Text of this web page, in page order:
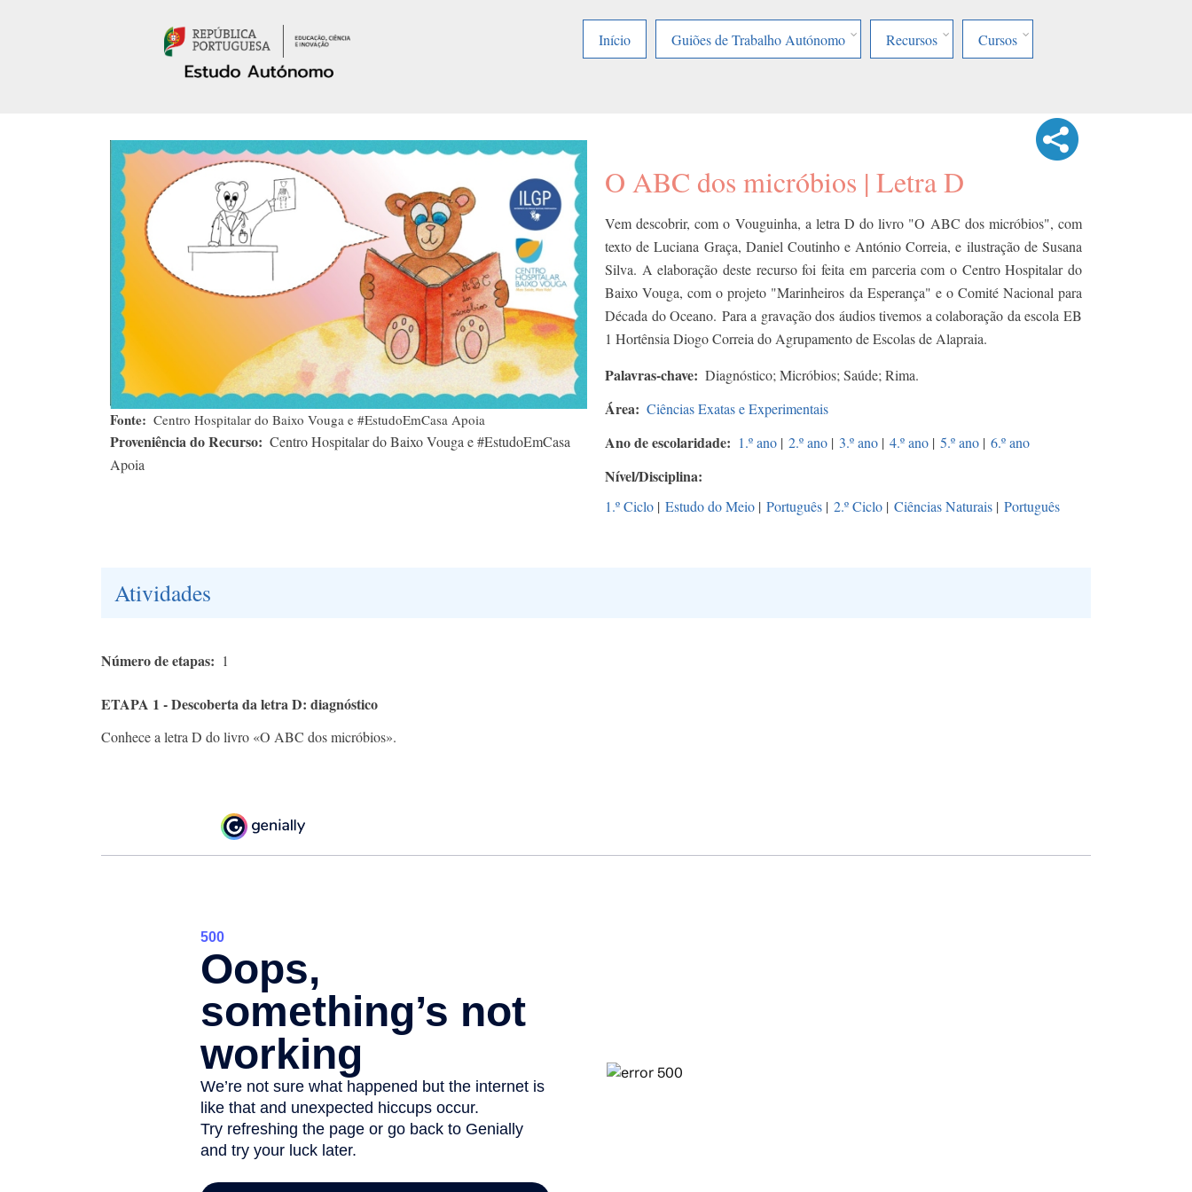
Início
Guiões de Trabalho Autónomo Recursos Cursos
Fonte Centro Hospitalar do Baixo Vouga e #EstudoEmCasa Apoia
Proveniência do Recurso
Centro Hospitalar do Baixo Vouga e #EstudoEmCasa
Apoia
O ABC dos micróbios | Letra D
Vem descobrir, com o Vouguinha, a letra D do livro "O ABC dos micróbios", com
texto de Luciana Graça, Daniel Coutinho e António Correia, e ilustração de Susana
Silva. A elaboração deste recurso foi feita em parceria com o Centro Hospitalar do
Baixo Vouga, com o projeto "Marinheiros da Esperança" e o Comité Nacional para
Década do Oceano. Para a gravação dos áudios tivemos a colaboração da escola EB
1 Hortênsia Diogo Correia do Agrupamento de Escolas de Alapraia.
Palavras-chave Diagnóstico; Micróbios; Saúde; Rima.
Área Ciências Exatas e Experimentais
Ano de escolaridade 1.º ano | 2.º ano | 3.º ano | 4.º ano | 5.º ano | 6.º ano
Nível/Disciplina
1.º Ciclo | Estudo do Meio | Português | 2.º Ciclo | Ciências Naturais | Português
Atividades
Número de etapas 1
ETAPA 1 - Descoberta da letra D: diagnóstico
Conhece a letra D do livro «O ABC dos micróbios».